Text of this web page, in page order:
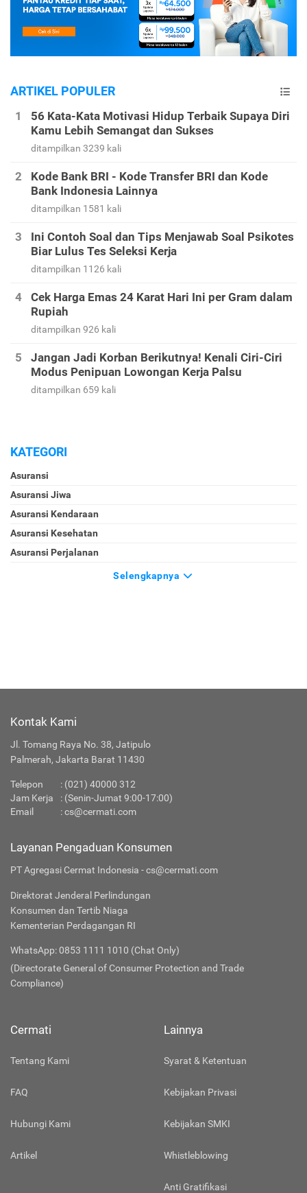
ARTIKEL POPULER
56 Kata-Kata Motivasi Hidup Terbaik Supaya Diri
Kamu Lebih Semangat dan Sukses
ditampilkan 3239 kali
Kode Bank BRI - Kode Transfer BRI dan Kode
Bank Indonesia Lainnya
ditampilkan 1581 kali
Ini Contoh Soal dan Tips Menjawab Soal Psikotes
Biar Lulus Tes Seleksi Kerja
ditampilkan 1126 kali
Cek Harga Emas 24 Karat Hari Ini per Gram dalam
Rupiah
ditampilkan 926 kali
Jangan Jadi Korban Berikutnya! Kenali Ciri-Ciri
Modus Penipuan Lowongan Kerja Palsu
ditampilkan 659 kali
KATEGORI
Asuransi
Asuransi Jiwa
Asuransi Kendaraan
Asuransi Kesehatan
Asuransi Perjalanan
Selengkapnya
Kontak Kami
Jl. Tomang Raya No. 38, Jatipulo
Palmerah, Jakarta Barat 11430
Telepon : (021) 40000 312
Jam Kerja
: (Senin-Jumat 9:00-17:00)
Email
:cs@cermati.com
Layanan Pengaduan Konsumen
PT Agregasi Cermat Indonesia - cs@cermati.com
Direktorat Jenderal Perlindungan
Konsumen dan Tertib Niaga
Kementerian Perdagangan RI
WhatsApp: 0853 1111 1010 (Chat Only)
(Directorate General of Consumer Protection and Trade
Compliance)
Cermati
Tentang Kami
FAQ
Hubungi Kami
Artikel
Lainnya
Syarat & Ketentuan
Kebijakan Privasi
Kebijakan SMKI
Whistleblowing
Anti Gratifikasi